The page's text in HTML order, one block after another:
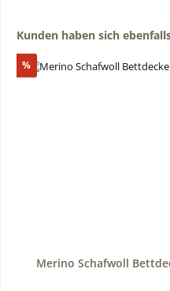
Produktgalerie überspringen
Kunden haben sich
%Rabatt
Merino Schafwoll